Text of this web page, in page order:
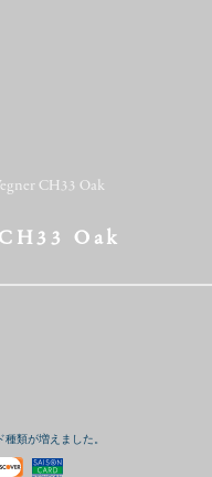
CH33 Oak
Oak
類が増えました。